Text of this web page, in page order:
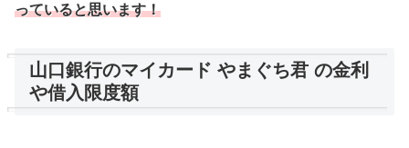
っていると思います！
山口銀行のマイカード やまぐち君 の金利
や借入限度額